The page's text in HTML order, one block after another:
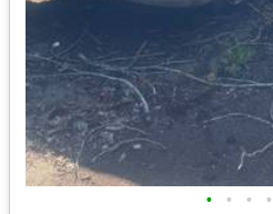
• • • •